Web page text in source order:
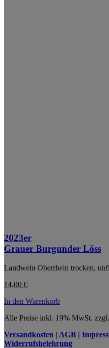
2023er
Grauer Burgunder Löss
Landwein Oberrhein trocken,
14,00 €
In den Warenkorb
Alle Preise inkl. 19% MwSt. zzgl.
Versandkosten | AGB |
Widerrufsbelehrung